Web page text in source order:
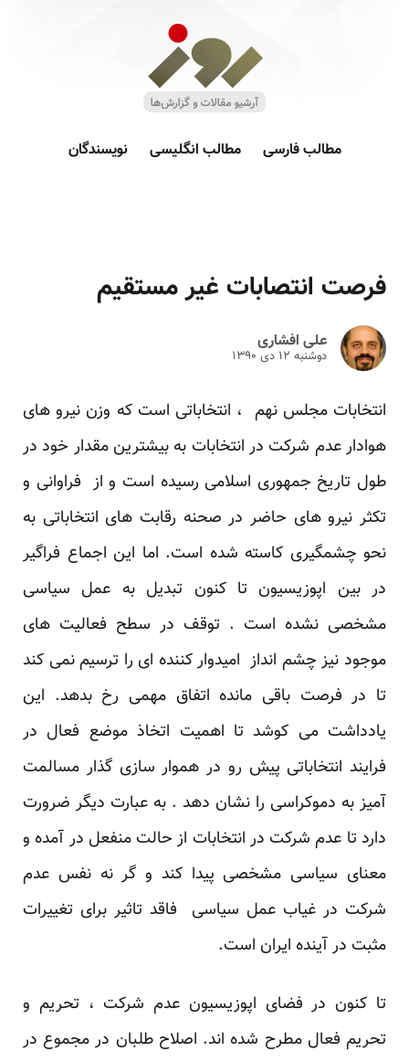
مطالب فارسی مطالب انگلیسی نویسندگان
فرصت انتصابات غیر مستقیم
علی افشاری
دوشنبه ۱۲ دى ۱۳۹۰
انتخابات مجلس نهم ، انتخاباتی است که وزن نیرو های
هوادار عدم شرکت در انتخابات به بیشترین مقدار خود در
طول تاریخ جمهوری اسلامی رسیده است و از فراوانی و
تکثر نیرو های حاضر در صحنه رقابت های انتخاباتی به
نحو چشمگیری کاسته شده است. اما این اجماع فراگیر
در بین اپوزیسیون تا کنون تبدیل به عمل سیاسی
مشخصی نشده است . توقف در سطح فعالیت های
موجود نیز چشم انداز امیدوار کننده ای را ترسیم نمی کند
تا در فرصت باقی مانده اتفاق مهمی رخ بدهد. این
یادداشت می کوشد تا اهمیت اتخاذ موضع فعال در
فرایند انتخاباتی پیش رو در هموار سازی گذار مسالمت
آمیز به دموکراسی را نشان دهد . به عبارت دیگر ضرورت
دارد تا عدم شرکت در انتخابات از حالت منفعل در آمده و
معنای سیاسی مشخصی پیدا کند و گر نه نفس عدم
شرکت در غیاب عمل سیاسی فاقد تاثیر برای تغییرات
مثبت در آینده ایران است.
تا کنون در فضای اپوزیسیون عدم شرکت ، تحریم و
تحریم فعال مطرح شده اند. اصلاح طلبان در مجموع در